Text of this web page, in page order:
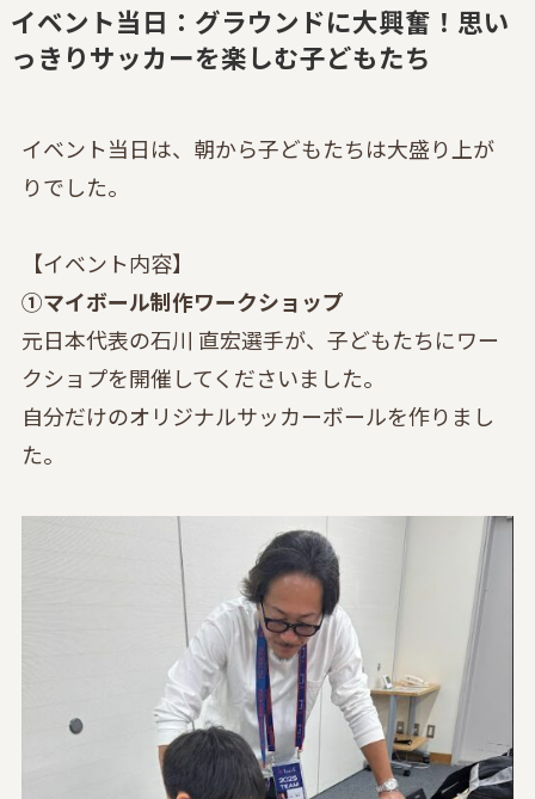
イベント当日：グラウンドに大興奮！思い
っきりサッカーを楽しむ子どもたち
イベント当日は、朝から子どもたちは大盛り上が
りでした。
【イベント内容】
①マイボール制作ワークショップ
元日本代表の石川 直宏選手が、子どもたちにワー
クショプを開催してくださいました。
自分だけのオリジナルサッカーボールを作りまし
た。